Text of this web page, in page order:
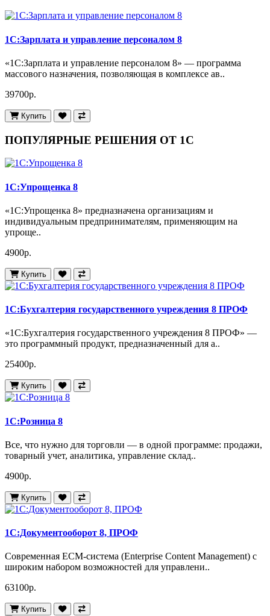
1С:Зарплата и управление персоналом 8
«1С:Зарплата и управление персоналом 8» — программа
массового назначения, позволяющая в комплексе ав..
39700р.
Купить
ПОПУЛЯРНЫЕ РЕШЕНИЯ ОТ 1С
1С:Упрощенка 8
«1С:Упрощенка 8» предназначена организациям и
индивидуальным предпринимателям, применяющим на
упроще..
4900р.
Купить
1С:Бухгалтерия государственного учреждения 8 ПРОФ
«1С:Бухгалтерия государственного учреждения 8 ПРОФ» —
это программный продукт, предназначенный для а..
25400р.
Купить
1С:Розница 8
Все, что нужно для торговли — в одной программе: продажи,
товарный учет, аналитика, управление склад..
4900р.
Купить
1С:Документооборот 8, ПРОФ
Современная ECM-система (Enterprise Content Management) с
широким набором возможностей для управлени..
63100р.
Купить